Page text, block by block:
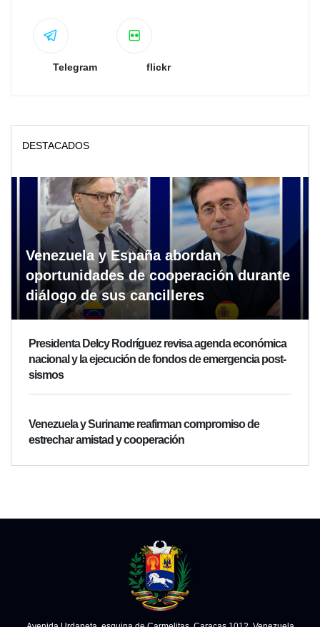
Telegram flickr
DESTACADOS
Venezuela y España abordan
oportunidades de cooperación durante
diálogo de sus cancilleres
Presidenta Delcy Rodríguez revisa agenda económica
nacional y la ejecución de fondos de emergencia post-
sismos
Venezuela y Suriname reafirman compromiso de
estrechar amistad y cooperación